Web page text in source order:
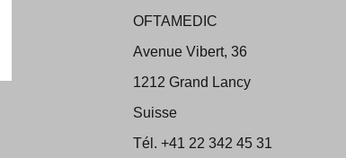
OFTAMEDIC
Avenue Vibert, 36
1212 Grand Lancy
Suisse
Tél. +41 22 342 45 31